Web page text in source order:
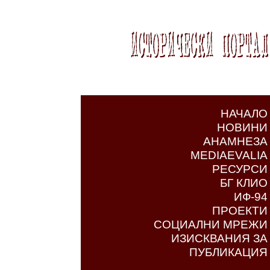
НАЧАЛО
НОВИНИ
АНАМНЕЗА
MEDIAEVALIA
РЕСУРСИ
БГ КЛИО
ИФ-94
ПРОЕКТИ
СОЦИАЛНИ МРЕЖИ
ИЗИСКВАНИЯ ЗА
ПУБЛИКАЦИЯ